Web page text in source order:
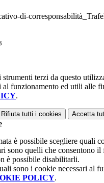
di-
strumenti terzi da questo
al funzionamento ed utili alle
.
Rifiuta tutti i cookies Accetta
è possibile scegliere quali
sono quelli che consentono il
è possibile disabilitarli.
sono i cookie necessari al
POLICY.